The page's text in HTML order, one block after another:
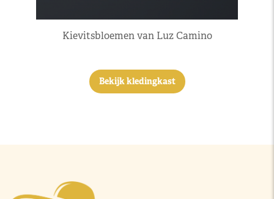
Kievitsbloemen van Luz Camino
Bekijk kledingkast